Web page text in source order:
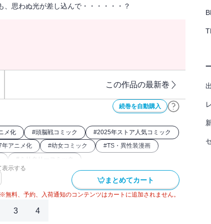
思わぬ光が差し込んで・・・・・・？
この作品の最新巻
続巻を自動購入
メ化 #頭脳戦コミック #2025年ストア人気コミック
年アニメ化 #幼女コミック #TS・異性装漫画
# ミリタリーコミック
表示する
まとめてカート
※無料、予約、入荷通知のコンテンツはカートに追加されません。
3 4
BL
TL